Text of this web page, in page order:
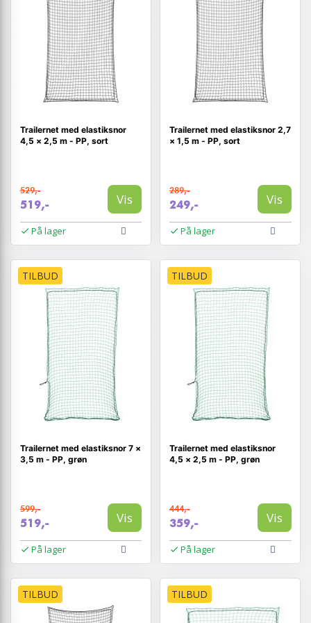
Trailernet med elastiksnor
4,5 × 2,5 m - PP, sort
529,-
519,- Vis
På lager
Trailernet med elastiksnor 2,7
× 1,5 m - PP, sort
289,-
249,- Vis
På lager
TILBUD
Trailernet med elastiksnor 7 ×
3,5 m - PP, grøn
599,-
519,- Vis
På lager
TILBUD
Trailernet med elastiksnor
4,5 × 2,5 m - PP, grøn
444,-
359,- Vis
På lager
TILBUD TILBUD